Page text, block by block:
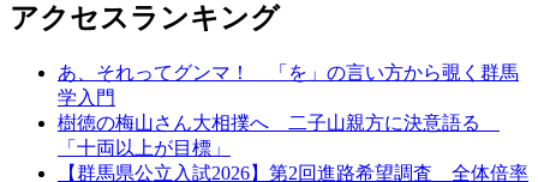
アクセスランキング
あ、それってグンマ！ 「を」の言い方から覗く群馬
学入門
樹徳の梅山さん大相撲へ 二子山親方に決意語る
「十両以上が目標」
【群馬県公立入試2026】第2回進路希望調査 全体倍率